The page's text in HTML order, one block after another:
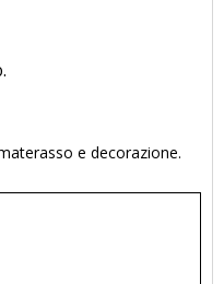
e decorazione.